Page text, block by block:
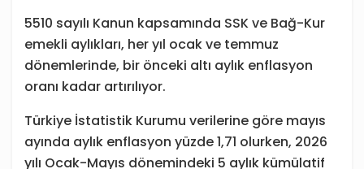
5510 sayılı Kanun kapsamında SSK ve Bağ-Kur
emekli aylıkları, her yıl ocak ve temmuz
dönemlerinde, bir önceki altı aylık enflasyon
oranı kadar artırılıyor.
Türkiye İstatistik Kurumu verilerine göre mayıs
ayında aylık enflasyon yüzde 1,71 olurken, 2026
yılı Ocak-Mayıs dönemindeki 5 aylık kümülatif